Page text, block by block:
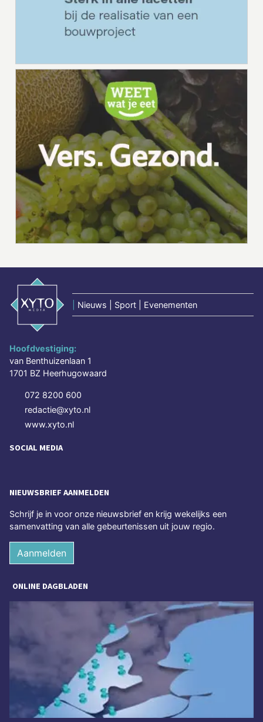
Nieuws | Sport | Evenementen
Hoofdvestiging:
van Benthuizenlaan 1
1701 BZ Heerhugowaard
072 8200 600
redactie@xyto.nl
www.xyto.nl
SOCIAL MEDIA
NIEUWSBRIEF AANMELDEN
Schrijf je in voor onze nieuwsbrief en krijg wekelijks een
samenvatting van alle gebeurtenissen uit jouw regio.
Aanmelden
ONLINE DAGBLADEN